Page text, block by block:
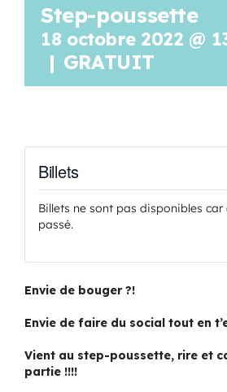
OFFRES D’EMPLOI
Step-poussette
18 octobre 2022 @
| GRATUIT
Billets
Billets ne sont pas disponibles car
passé.
Envie de bouger ?!
Envie de faire du social tout en
Vient au step-poussette, rire et
partie !!!!